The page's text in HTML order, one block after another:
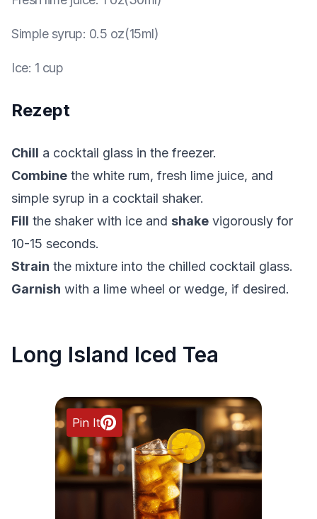
Simple syrup: 0.5 oz(15ml)
Ice: 1 cup
Rezept
Chill a cocktail glass in the freezer.
Combine the white rum, fresh lime juice, and
simple syrup in a cocktail shaker.
Fill the shaker with ice and shake vigorously for
10-15 seconds.
Strain the mixture into the chilled cocktail glass.
Garnish with a lime wheel or wedge, if desired.
Long Island Iced Tea
Pin It